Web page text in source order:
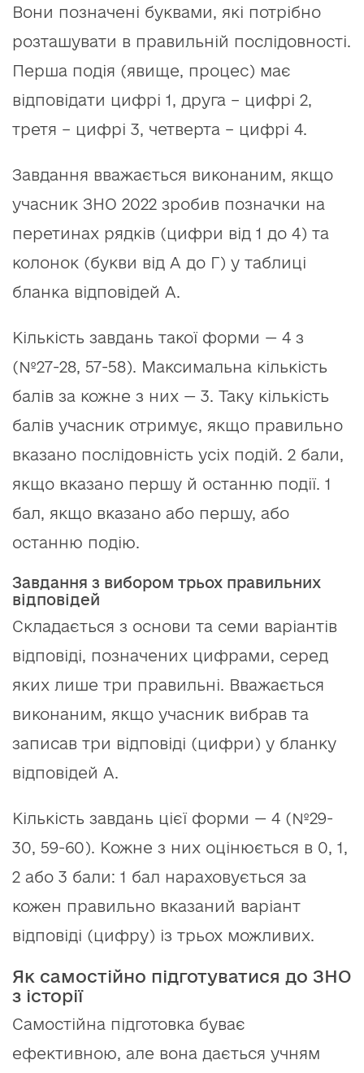
Вони позначені буквами, які потрібно
розташувати в правильній послідовності.
Перша подія (явище, процес) має
відповідати цифрі 1, друга – цифрі 2,
третя – цифрі 3, четверта – цифрі 4.
Завдання вважається виконаним, якщо
учасник ЗНО 2022 зробив позначки на
перетинах рядків (цифри від 1 до 4) та
колонок (букви від А до Г) у таблиці
бланка відповідей А.
Кількість завдань такої форми — 4 з
(№27-28, 57-58). Максимальна кількість
балів за кожне з них — 3. Таку кількість
балів учасник отримує, якщо правильно
вказано послідовність усіх подій. 2 бали,
якщо вказано першу й останню події. 1
бал, якщо вказано або першу, або
останню подію.
Завдання з вибором трьох правильних
відповідей
Складається з основи та семи варіантів
відповіді, позначених цифрами, серед
яких лише три правильні. Вважається
виконаним, якщо учасник вибрав та
записав три відповіді (цифри) у бланку
відповідей А.
Кількість завдань цієї форми — 4 (№29-
30, 59-60). Кожне з них оцінюється в 0, 1,
2 або 3 бали: 1 бал нараховується за
кожен правильно вказаний варіант
відповіді (цифру) із трьох можливих.
Як самостійно підготуватися до ЗНО
з історії
Самостійна підготовка буває
ефективною, але вона дається учням